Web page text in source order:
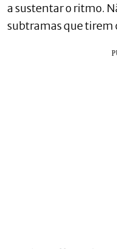
a sustentar o ritmo.
subtramas que tirem